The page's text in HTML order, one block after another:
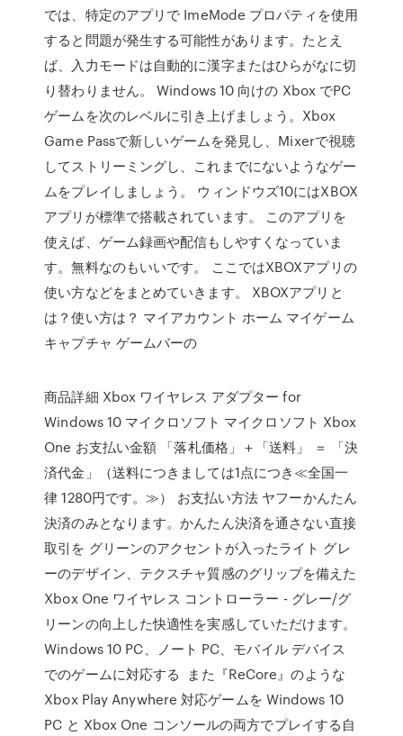
では、特定のアプリで ImeMode プロパティを使用
すると問題が発生する可能性があります。たとえ
ば、入力モードは自動的に漢字またはひらがなに切
り替わりません。 Windows 10 向けの Xbox でPC
ゲームを次のレベルに引き上げましょう。Xbox
Game Passで新しいゲームを発見し、Mixerで視聴
してストリーミングし、これまでにないようなゲー
ムをプレイしましょう。 ウィンドウズ10にはXBOX
アプリが標準で搭載されています。 このアプリを
使えば、ゲーム録画や配信もしやすくなっていま
す。無料なのもいいです。 ここではXBOXアプリの
使い方などをまとめていきます。 XBOXアプリと
は？使い方は？ マイアカウント ホーム マイゲーム
キャプチャ ゲームバーの
商品詳細 Xbox ワイヤレス アダプター for
Windows 10 マイクロソフト マイクロソフト Xbox
One お支払い金額 「落札価格」＋「送料」 ＝ 「決
済代金」（送料につきましては1点につき≪全国一
律 1280円です。≫） お支払い方法 ヤフーかんたん
決済のみとなります。かんたん決済を通さない直接
取引を グリーンのアクセントが入ったライト グレ
ーのデザイン、テクスチャ質感のグリップを備えた
Xbox One ワイヤレス コントローラー - グレー/グ
リーンの向上した快適性を実感していただけます。
Windows 10 PC、ノート PC、モバイル デバイス
でのゲームに対応する また『ReCore』のような
Xbox Play Anywhere 対応ゲームを Windows 10
PC と Xbox One コンソールの両方でプレイする自